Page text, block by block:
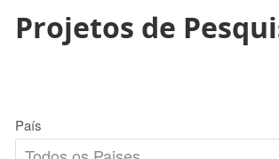
Projetos de
País